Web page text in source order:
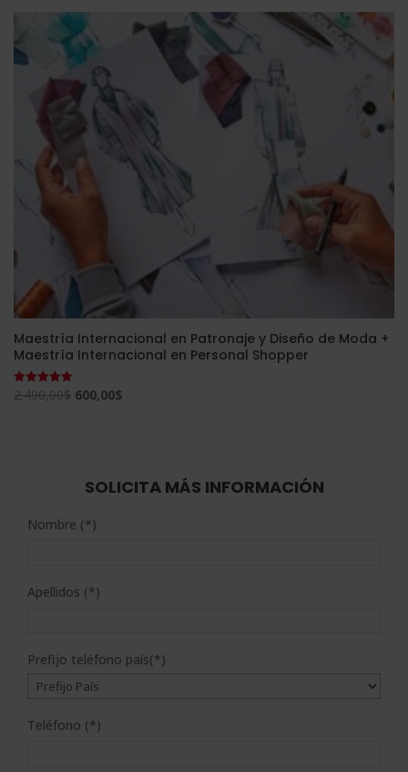
era:
2.380,00$.
es:
595,00$.
Maestría Internacional en Patronaje y Diseño de Moda +
Maestría Internacional en Personal Shopper
Valorado
con
2.400,00$ El
2.400,00$.
600,00$
600,00$.
SOLICITA MÁS INFORMACIÓN
Nombre (*)
Apellidos (*)
Prefijo teléfono país(*)
Teléfono (*)